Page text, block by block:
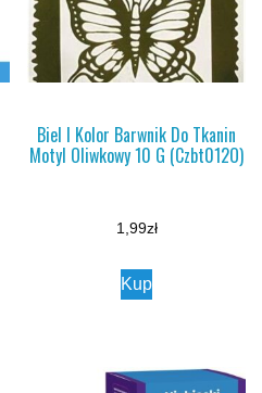
Biel I Kolor Barwnik Do Tkanin
Motyl Oliwkowy 10 G (Czbt012O)
1,99zł
Kup